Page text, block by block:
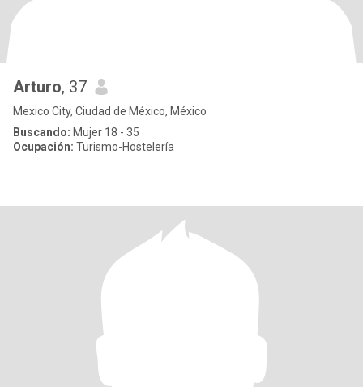
Arturo, 37
Mexico City, Ciudad de México, México
Buscando: Mujer 18 - 35
Ocupación: Turismo-Hostelería